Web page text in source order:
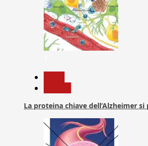
La proteina chiave dell’Alzheimer